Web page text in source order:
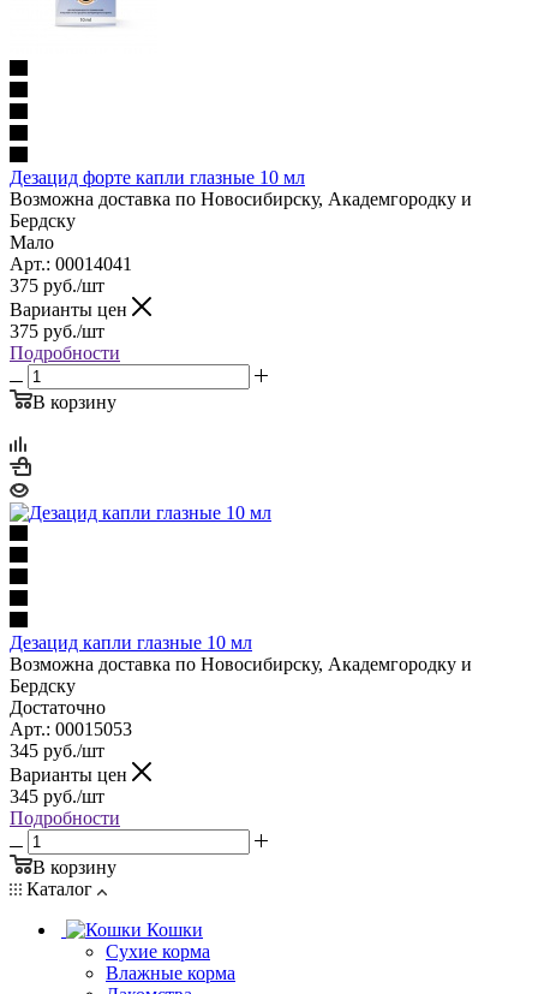
Дезацид форте капли глазные 10 мл
Возможна доставка по Новосибирску, Академгородку и
Бердску
Мало
Арт.: 00014041
375 руб./шт
Варианты цен
375 руб./шт
Подробности
В корзину
Дезацид капли глазные 10 мл
Возможна доставка по Новосибирску, Академгородку и
Бердску
Достаточно
Арт.: 00015053
345 руб./шт
Варианты цен
345 руб./шт
Подробности
В корзину
Каталог
Кошки
Сухие корма
Влажные корма